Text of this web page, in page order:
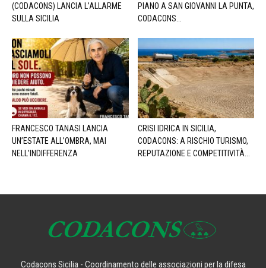
(CODACONS) LANCIA L’ALLARME
SULLA SICILIA
PIANO A SAN GIOVANNI LA PUNTA,
CODACONS...
FRANCESCO TANASI LANCIA
UN’ESTATE ALL’OMBRA, MAI
NELL’INDIFFERENZA
CRISI IDRICA IN SICILIA,
CODACONS: A RISCHIO TURISMO,
REPUTAZIONE E COMPETITIVITÀ...
Codacons Sicilia - Coordinamento delle associazioni per la difesa